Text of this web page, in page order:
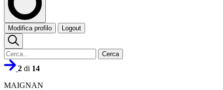
Modifica profilo Logout
Cerca
2 di 14
MAIGNAN